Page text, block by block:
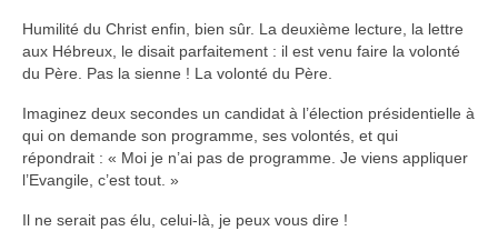
Humilité du Christ enfin, bien sûr. La deuxième lecture, la lettre
aux Hébreux, le disait parfaitement : il est venu faire la volonté
du Père. Pas la sienne ! La volonté du Père.
Imaginez deux secondes un candidat à l’élection présidentielle à
qui on demande son programme, ses volontés, et qui
répondrait : « Moi je n’ai pas de programme. Je viens appliquer
l’Evangile, c’est tout. »
Il ne serait pas élu, celui-là, je peux vous dire !